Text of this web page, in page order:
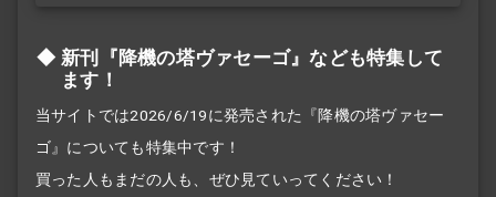
新刊『降機の塔ヴァセーゴ』なども特集して
ます！
当サイトでは2026/6/19に発売された『降機の塔ヴァセー
ゴ』についても特集中です！
買った人もまだの人も、ぜひ見ていってください！